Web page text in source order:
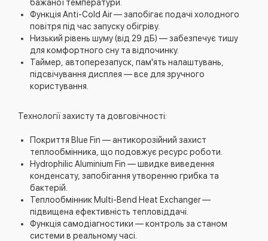
бажаної температури.
Функція Anti-Cold Air — запобігає подачі холодного
повітря під час запуску обігріву.
Низький рівень шуму (від 29 дБ) — забезпечує тишу
для комфортного сну та відпочинку.
Таймер, автоперезапуск, пам'ять налаштувань,
підсвічування дисплея — все для зручного
користування.
Технології захисту та довговічності:
Покриття Blue Fin — антикорозійний захист
теплообмінника, що подовжує ресурс роботи.
Hydrophilic Aluminium Fin — швидке виведення
конденсату, запобігання утворенню грибка та
бактерій.
Теплообмінник Multi-Bend Heat Exchanger —
підвищена ефективність тепловіддачі.
Функція самодіагностики — контроль за станом
системи в реальному часі.